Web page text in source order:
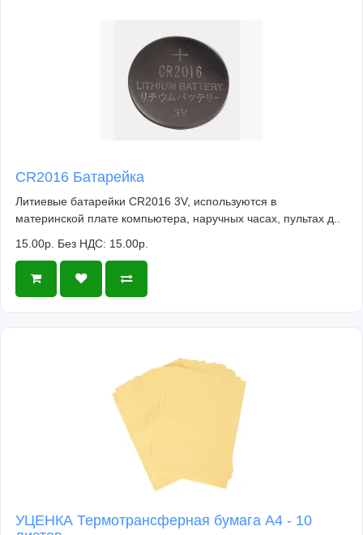
CR2016 Батарейка
Литиевые батарейки CR2016 3V, используются в
материнской плате компьютера, наручных часах, пультах д..
15.00р. Без НДС: 15.00р.
УЦЕНКА Термотрансферная бумага А4 - 10